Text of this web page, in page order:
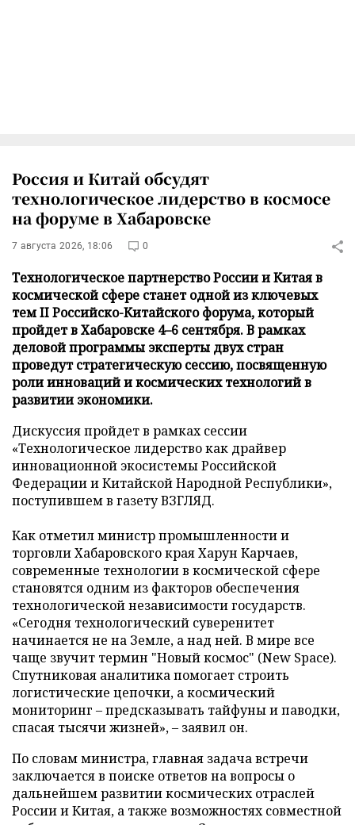
Россия и Китай обсудят
технологическое лидерство в космосе
на форуме в Хабаровске
7 августа 2026, 18:06 0
Технологическое партнерство России и Китая в
космической сфере станет одной из ключевых
тем II Российско-Китайского форума, который
пройдет в Хабаровске 4–6 сентября. В рамках
деловой программы эксперты двух стран
проведут стратегическую сессию, посвященную
роли инноваций и космических технологий в
развитии экономики.
Дискуссия пройдет в рамках сессии
«Технологическое лидерство как драйвер
инновационной экосистемы Российской
Федерации и Китайской Народной Республики»,
поступившем в газету ВЗГЛЯД.
Как отметил министр промышленности и
торговли Хабаровского края Харун Карчаев,
современные технологии в космической сфере
становятся одним из факторов обеспечения
технологической независимости государств.
«Сегодня технологический суверенитет
начинается не на Земле, а над ней. В мире все
чаще звучит термин "Новый космос" (New Space).
Спутниковая аналитика помогает строить
логистические цепочки, а космический
мониторинг – предсказывать тайфуны и паводки,
спасая тысячи жизней», – заявил он.
По словам министра, главная задача встречи
заключается в поиске ответов на вопросы о
дальнейшем развитии космических отраслей
России и Китая, а также возможностях совместной